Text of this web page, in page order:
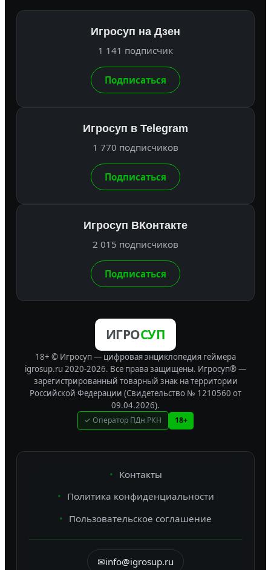
Игросуп на Дзен
1 141 подписчик
Подписаться
Игросуп в Telegram
1 770 подписчиков
Подписаться
Игросуп ВКонтакте
2 015 подписчиков
Подписаться
ИГРОСУП
18+ © Игросуп — цифровая энциклопедия геймера
igrosup.ru 2020-2026. Все права защищены. Игросуп® —
зарегистрированный товарный знак на территории
Российской Федерации (Свидетельство № 1210560 от
09.04.2026).
✓ Оператор ПДн РКН 18+
Контакты
Политика конфиденциальности
Пользовательское соглашение
✉info@igrosup.ru